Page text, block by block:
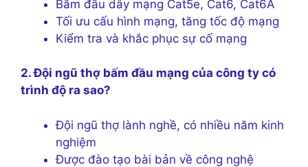
Bấm đầu dây mạng Cat5e, Cat6, Cat6A
Tối ưu cấu hình mạng, tăng tốc độ mạng
Kiểm tra và khắc phục sự cố mạng
2. Đội ngũ thợ bấm đầu mạng của công ty có
trình độ ra sao?
Đội ngũ thợ lành nghề, có nhiều năm kinh
nghiệm
Được đào tạo bài bản về công nghệ